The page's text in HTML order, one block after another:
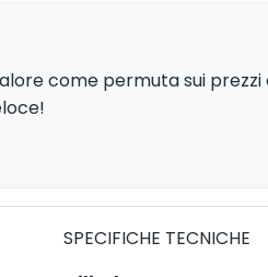
come permuta sui
SPECIFICHE TECNICHE